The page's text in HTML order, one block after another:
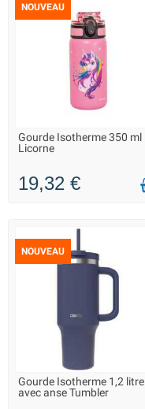
NOUVEAU
LIVRAISON 2 À 3 JOURS
Gourde Isotherme 350 ml
Licorne
19,32 €
NOUVEAU
LIVRAISON 2 À 3 JOURS
Gourde Isotherme 1,2 litre
avec anse Tumbler